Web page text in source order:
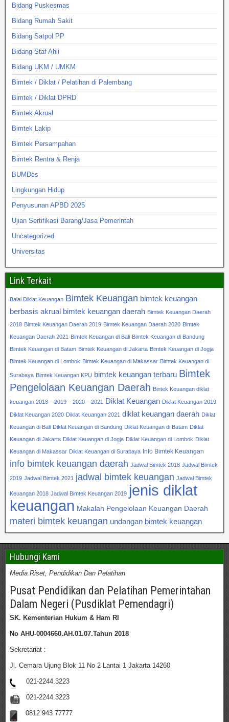
Bidang Puskesmas
Bidang Rumah Sakit
Bidang Satpol PP
Bidang Staf Ahli
Bidang UKM / UMKM
Bimtek / Diklat / Pelatihan di Palembang
Bimtek / Diklat DPRD
Bimtek Akrual
Bimtek Lakip
Bimtek Persampahan
Bimtek Rentra & Renja
BUMDes
Lingkungan Hidup
Penyusunan APBD 2025
Ujian Sertifikasi Barang/Jasa Pemerintah
Uncategorized
Universitas
Link Terkait
Balai Diklat Keuangan Bimtek Keuangan bimtek keuangan
berbasis akrual bimtek keuangan daerah Bimtek Keuangan Daerah
2018 Bimtek Keuangan Daerah 2019 Bimtek Keuangan Daerah 2020 Bimtek
Keuangan Daerah 2021 Bimtek Keuangan di Bali Bimtek Keuangan di Bandung
Bimtek Keuangan di Batam Bimtek Keuangan di Jakarta Bimtek Keuangan di Jogja
Bimtek Keuangan di Lombok Bimtek Keuangan di Makassar Bimtek Keuangan di
Surabaya Bimtek Keuangan KPU bimtek keuangan terbaru Bimtek
Pengelolaan Keuangan Daerah Bintek Keuangan diklat
keuangan 2018 – 2019 – 2020 – 2021 Diklat Keuangan Diklat Keuangan 2019
Diklat Keuangan 2020 Diklat Keuangan 2021 diklat keuangan daerah Diklat
Keuangan di Bali Diklat Keuangan di Bandung Diklat Keuangan di Batam Diklat
Keuangan di Jakarta Diklat Keuangan di Jogja Diklat Keuangan di Lombok Diklat
Keuangan di Makassar Diklat Keuangan di Surabaya Info Bimtek Keuangan
info bimtek keuangan daerah Jadwal Bimtek 2018 Jadwal Bimtek
2019 Jadwal Bimtek 2021 jadwal bimtek keuangan Jadwal Bimtek
Keuangan 2018 Jadwal Bimtek Keuangan 2019 jenis diklat
keuangan Makalah Pengelolaan Keuangan Daerah
materi bimtek keuangan undangan bimtek keuangan
Hubungi Kami
Media Riset, Pendidikan Dan Pelatihan
Pusat Pendidikan dan Pelatihan Pemerintahan
Dalam Negeri (Pusdiklat Pemendagri)
SK. Kementerian Hukum & Ham RI
No AHU-0004660.AH.01.07.Tahun 2018
Sekretariat :
Jl. Cemara Ujung Blok 11 No 2 Lantai 1 Jakarta 14260
021-2244.3223
021-2244.3223
0812 943 77777